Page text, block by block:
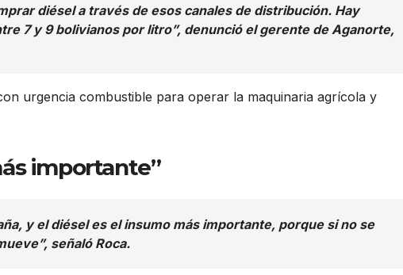
diésel a través de esos canales de distribución. Hay
7 y 9 bolivianos por litro”, denunció el gerente de Aganorte,
urgencia combustible para operar la maquinaria agrícola y
importante”
y el diésel es el insumo más importante, porque si no se
señaló Roca.